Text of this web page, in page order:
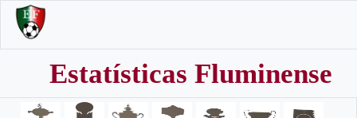
Estatísticas Fluminense